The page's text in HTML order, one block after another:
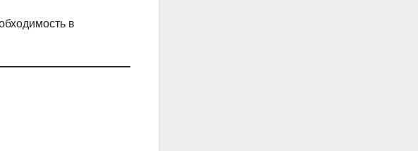
в